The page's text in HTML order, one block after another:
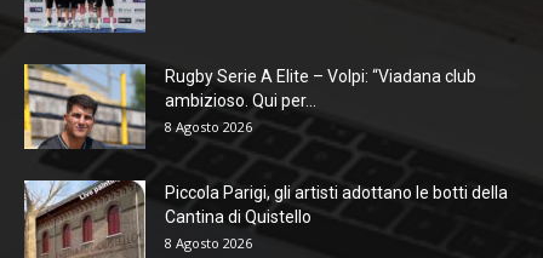
Rugby Serie A Elite – Volpi: “Viadana club
ambizioso. Qui per...
8 Agosto 2026
Piccola Parigi, gli artisti adottano le botti della
Cantina di Quistello
8 Agosto 2026